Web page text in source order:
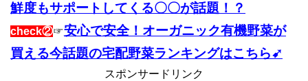
鮮度もサポートしてくる〇〇が話題！？
check②☞安心で安全！オーガニック有機野菜が
買える今話題の宅配野菜ランキングはこちら➹
スポンサードリンク